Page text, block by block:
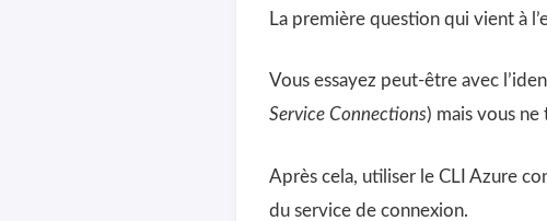
La première question qui vient à
Vous essayez peut-être avec
Service Connections) mais vous ne
Après cela, utiliser le CLI Azure
du service de connexion.